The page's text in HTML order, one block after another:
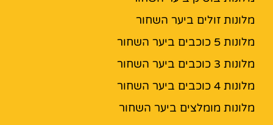
מלונות זולים ביער השחור
מלונות 5 כוכבים ביער השחור
מלונות 3 כוכבים ביער השחור
מלונות 4 כוכבים ביער השחור
מלונות מומלצים ביער השחור